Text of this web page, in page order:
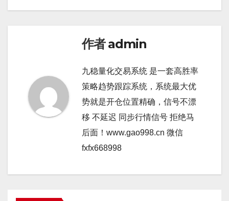
航
作者admin
九稳量化交易系统 是一套高胜率
策略趋势跟踪系统，系统最大优
势就是开仓位置精确，信号不漂
移 不延迟 同步行情信号 拒绝马
后面！www.gao998.cn 微信
fxfx668998